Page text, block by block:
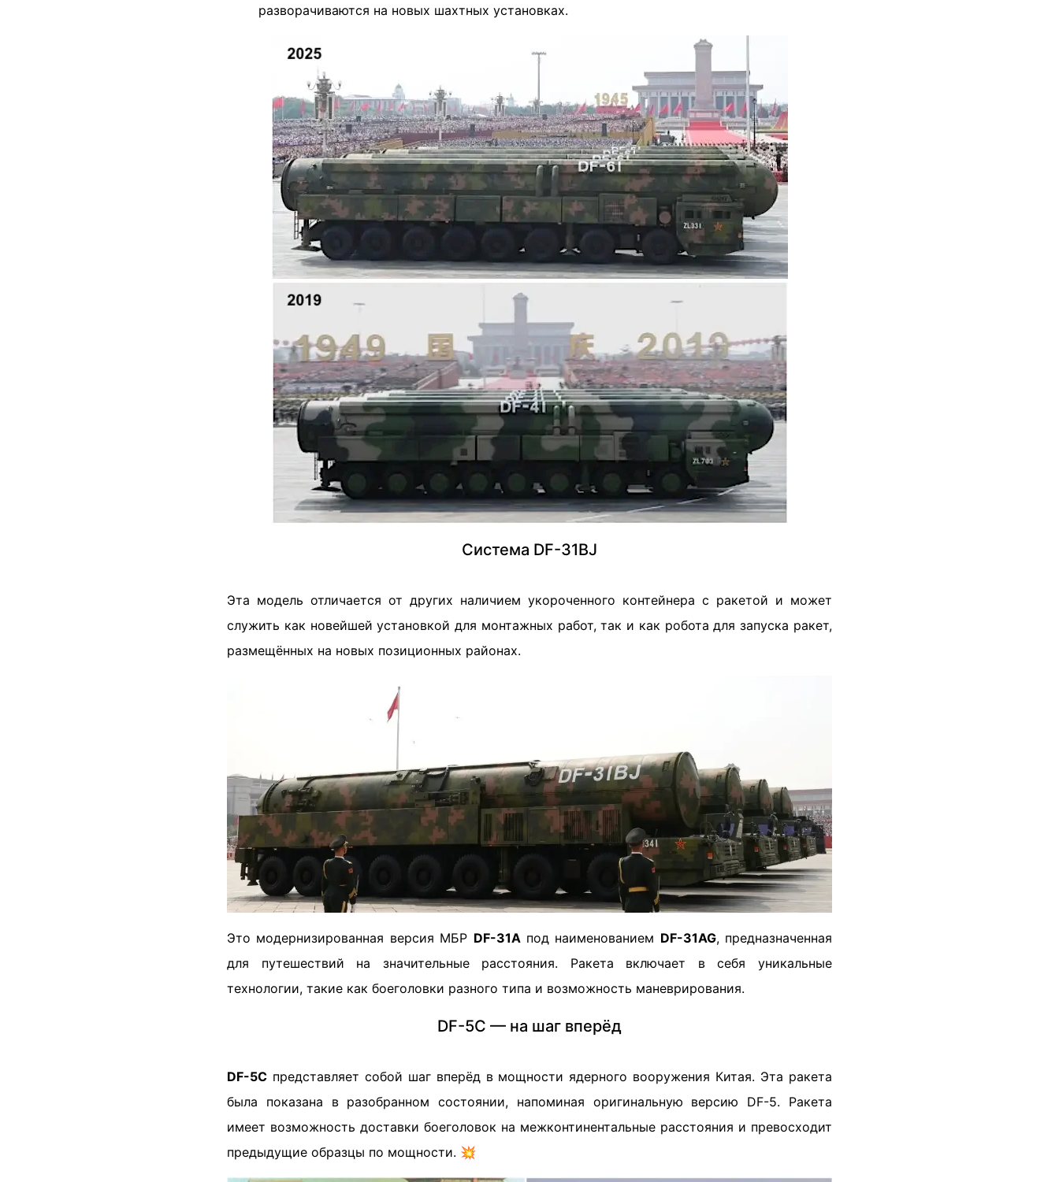
разворачиваются на новых шахтных установках.
Система DF-31BJ
Эта модель отличается от других наличием укороченного контейнера с ракетой и может
служить как новейшей установкой для монтажных работ, так и как робота для запуска ракет,
размещённых на новых позиционных районах.
Это модернизированная версия МБР DF-31A под наименованием DF-31AG, предназначенная
для путешествий на значительные расстояния. Ракета включает в себя уникальные
технологии, такие как боеголовки разного типа и возможность маневрирования.
DF-5C — на шаг вперёд
DF-5C представляет собой шаг вперёд в мощности ядерного вооружения Китая. Эта ракета
была показана в разобранном состоянии, напоминая оригинальную версию DF-5. Ракета
имеет возможность доставки боеголовок на межконтинентальные расстояния и превосходит
предыдущие образцы по мощности. 💥